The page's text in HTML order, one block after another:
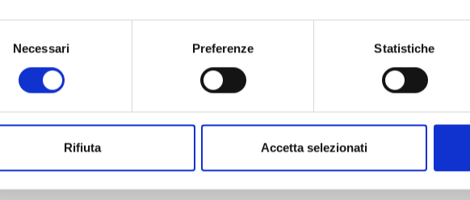
Necessari Preferenze Statistiche
Rifiuta Accetta selezionati
devono essere
sugli estintori deve essere eseguito con una cadenza regolare